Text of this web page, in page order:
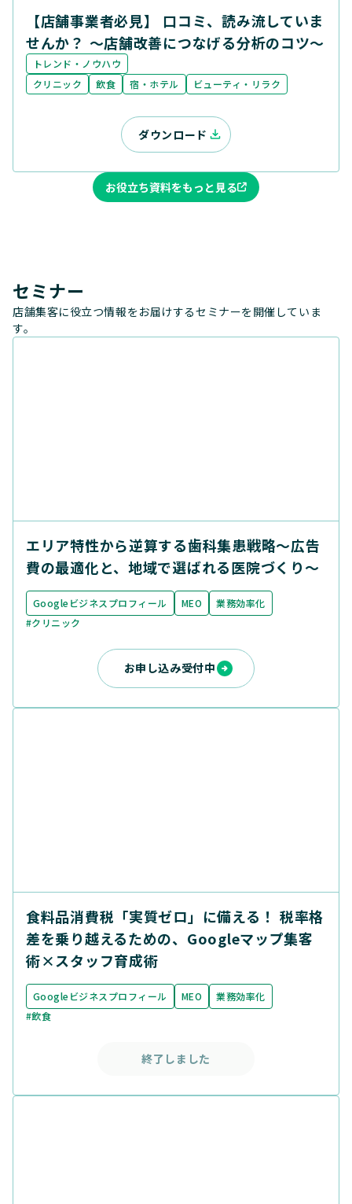
【店舗事業者必見】 口コミ、読み流していま
せんか？ ～店舗改善につなげる分析のコツ～
トレンド・ノウハウ
クリニック
飲食 宿・ホテル ビューティ・リラク
ダウンロード
お役立ち資料をもっと見る
セミナー
店舗集客に役立つ情報をお届けするセミナーを開催していま
す。
エリア特性から逆算する歯科集患戦略〜広告
費の最適化と、地域で選ばれる医院づくり〜
Googleビジネスプロフィール MEO
業務効率化
#クリニック
お申し込み受付中
食料品消費税「実質ゼロ」に備える！ 税率格
差を乗り越えるための、Googleマップ集客
術×スタッフ育成術
Googleビジネスプロフィール MEO
業務効率化
#飲食
終了しました